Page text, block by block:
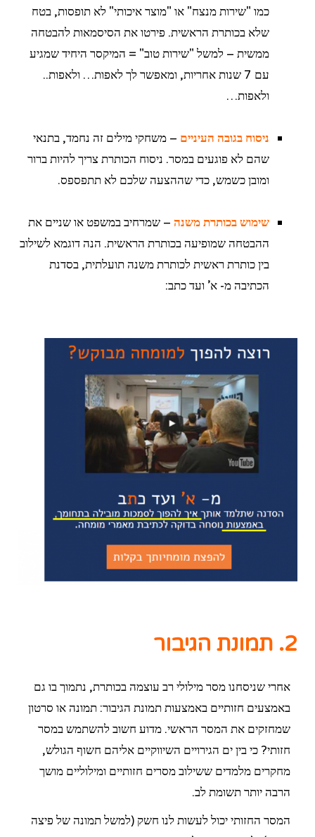
כמו "שירות מנצח" או "מוצר איכותי" לא תופסות, בטח
שלא בכותרת הראשית. פירטו את הסיסמאות להבטחה
ממשית – למשל "שירות טוב" = המיקסר היחיד שמגיע
עם 7 שנות אחריות, ומאפשר לך לאפות… ולאפות..
ולאפות…
ניסוח בגובה העיניים – משחקי מילים זה נחמד, בתנאי
שהם לא פוגעים במסר. ניסוח הכותרת צריך להיות ברור
ומובן כשמש, כדי שההצעה שלכם לא תתפספס.
שימוש בכותרת משנה – שמרחיב במשפט או שניים את
ההבטחה שמופיעה בכותרת הראשית. הנה דוגמא לשילוב
בין כותרת ראשית לכותרת משנה תועלתית, בסדנת
הכתיבה מ- א' ועד כתב:
2. תמונת הגיבור
אחרי שניסחנו מסר מילולי רב עוצמה בכותרת, נתמוך בו גם
באמצעים חזותיים באמצעות תמונת הגיבור: תמונה או סרטון
שמחזקים את המסר הראשי. מדוע חשוב להשתמש במסר
חזותי? כי בין ים הגירויים השיווקיים אליהם חשוף הגולש,
מחקרים מלמדים ששילוב מסרים חזותיים ומילוליים מושך
הרבה יותר תשומת לב.
המסר החזותי יכול לעשות לנו חשק (למשל תמונה של פיצה